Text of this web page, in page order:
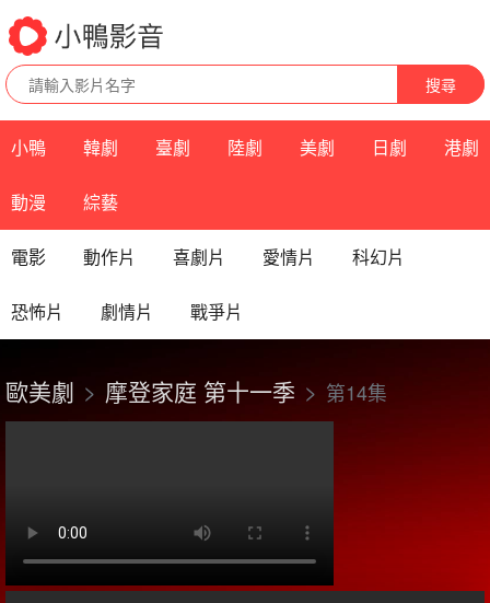
搜尋
小鴨 韓劇 臺劇 陸劇 美劇 日劇 港劇
動漫 綜藝
電影 動作片 喜劇片 愛情片 科幻片
恐怖片 劇情片 戰爭片
歐美劇 摩登家庭 第十一季 第14集